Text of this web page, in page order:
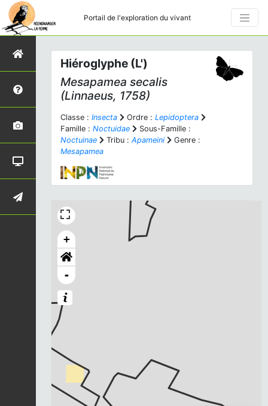
Portail de l'exploration du vivant
Hiéroglyphe (L')
Mesapamea secalis
(Linnaeus, 1758)
Classe : Insecta Ordre : Lepidoptera
Famille : Noctuidae
Sous-Famille :
Noctuinae
Tribu : Apameini
Genre :
Mesapamea
+
-